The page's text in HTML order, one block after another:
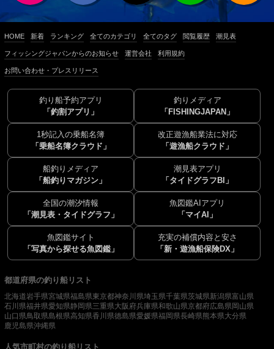
HOME 新着 ランキング 全てのカテゴリ 全てのタグ 閲覧履歴 潮見表
フィッシングジャパンからのお知らせ 運営会社 利用規約
お問い合わせ・プレスリリース
釣り船予約アプリ
「釣割アプリ」
釣りメディア
「FISHINGJAPAN」
1秒記入の乗船名簿
「乗船名簿クラウド」
改正遊漁船業法に対応
「遊漁船クラウド」
船釣りメディア
「船釣りマガジン」
潮見表アプリ
「タイドグラフBI」
全国の潮汐情報
「潮見表・タイドグラフ」
魚図鑑AIアプリ
「マイAI」
魚図鑑サイト
「写真から探せる魚図鑑」
充実の補償内容と安さ
「新・遊漁船保険DX」
都道府県の釣り船リスト
北海道岩手県宮城県福島県東京都神奈川県埼玉県千葉県茨城県新潟県富山県
石川県福井県愛知県静岡県三重県大阪府兵庫県和歌山県京都府広島県岡山県
山口県鳥取県島根県高知県香川県徳島県愛媛県福岡県長崎県熊本県大分県
鹿児島県沖縄県
人気市町村の釣り船リスト